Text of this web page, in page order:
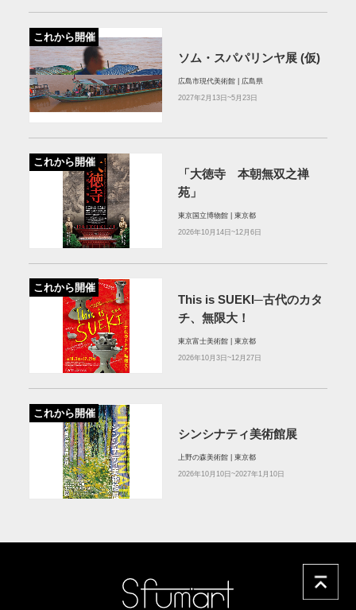
これから開催
ソム・スパパリンヤ展 (仮)
広島市現代美術館 | 広島県
2027年2月13日~5月23日
これから開催
「大徳寺 本朝無双之禅
苑」
東京国立博物館 | 東京都
2026年10月14日~12月6日
これから開催
This is SUEKI─古代のカタ
チ、無限大！
東京富士美術館 | 東京都
2026年10月3日~12月27日
これから開催
シンシナティ美術館展
上野の森美術館 | 東京都
2026年10月10日~2027年1月10日